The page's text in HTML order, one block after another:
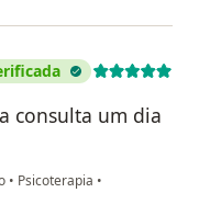
consulta um dia
• Psicoterapia •